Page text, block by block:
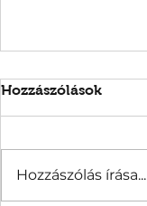
Hozzászólások
Hozzászólás írása...